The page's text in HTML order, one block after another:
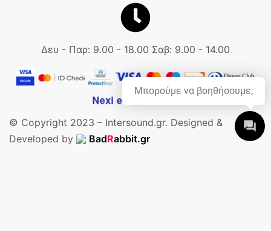
Δευ - Παρ: 9.00 - 18.00 Σαβ: 9.00 - 14.00
© Copyright 2023 – Intersound.gr. Designed &
Developed by
BadRabbit.gr
Μπορούμε να βοηθήσουμε;